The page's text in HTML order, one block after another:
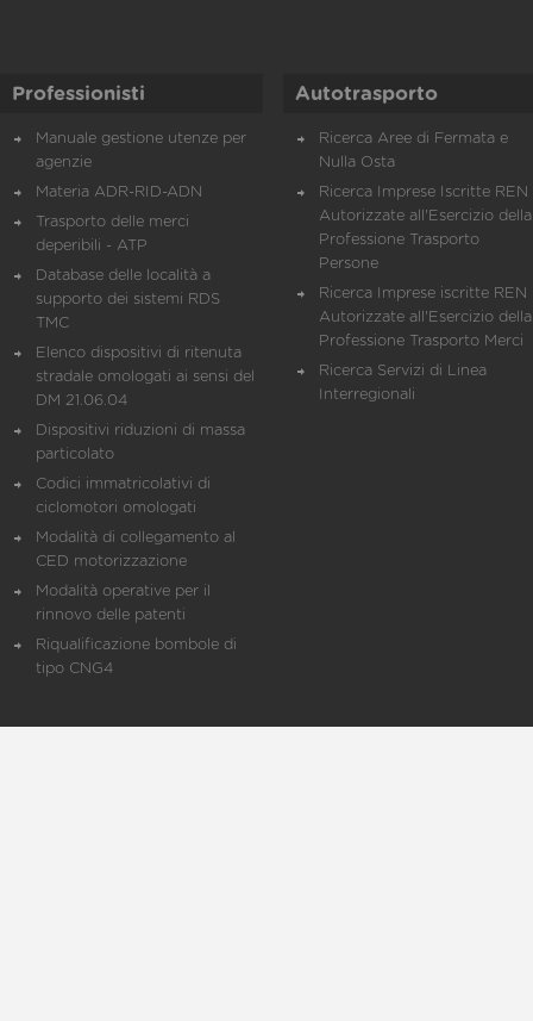
Professionisti
Manuale gestione utenze per
agenzie
Materia ADR-RID-ADN
Trasporto delle merci
deperibili - ATP
Database delle località a
supporto dei sistemi RDS
TMC
Elenco dispositivi di ritenuta
stradale omologati ai sensi del
DM 21.06.04
Dispositivi riduzioni di massa
particolato
Codici immatricolativi di
ciclomotori omologati
Modalità di collegamento al
CED motorizzazione
Modalità operative per il
rinnovo delle patenti
Riqualificazione bombole di
tipo CNG4
Autotrasporto
Ricerca Aree di Fermata e
Nulla Osta
Ricerca Imprese Iscritte REN
Autorizzate all'Esercizio della
Professione Trasporto
Persone
Ricerca Imprese iscritte REN
Autorizzate all'Esercizio della
Professione Trasporto Merci
Ricerca Servizi di Linea
Interregionali